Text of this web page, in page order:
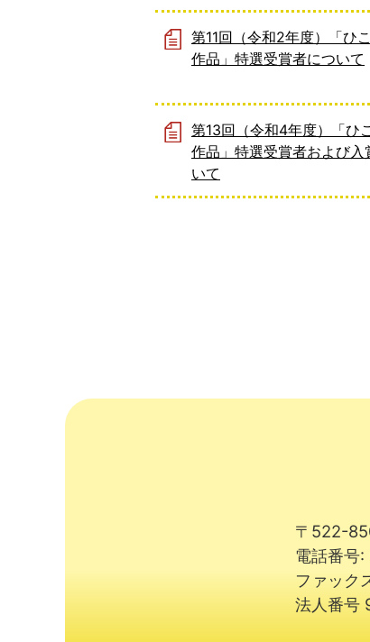
第11回（令和2年度）「ひ
作品」特選受賞者について
第13回（令和4年度）「ひ
作品」特選受賞者および入
いて
〒522-
電話番号:
ファック
法人番